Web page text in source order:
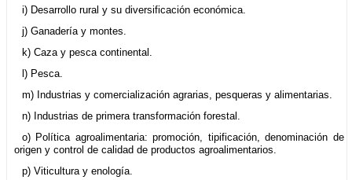
i) Desarrollo rural y su diversificación económica.
j) Ganadería y montes.
k) Caza y pesca continental.
l) Pesca.
m) Industrias y comercialización agrarias, pesqueras y alimentarias.
n) Industrias de primera transformación forestal.
o) Política agroalimentaria: promoción, tipificación, denominación de
origen y control de calidad de productos agroalimentarios.
p) Viticultura y enología.